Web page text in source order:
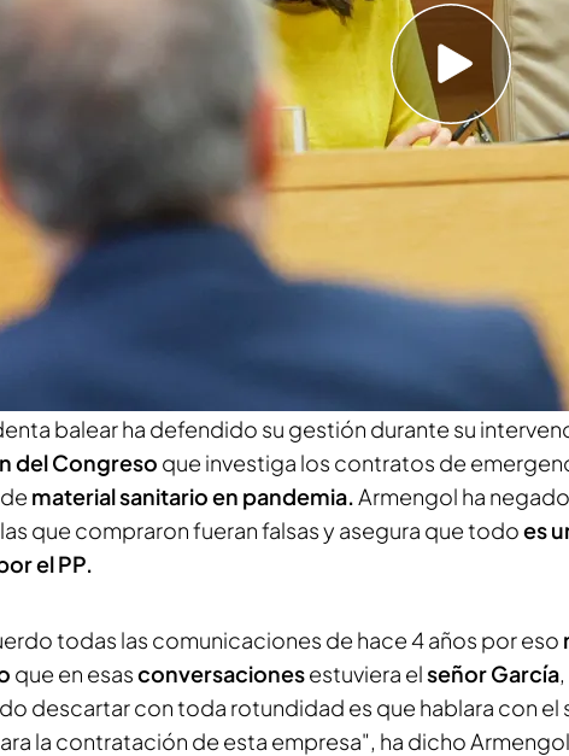
Ábalos pone en duda que exista una trama Koldo y
víctima “de un juicio paralelo”
Armengol ha reconocido que conocía a
del entonces ministro de Transportes, José Luis
recuerda todas sus comunicaciones
de hace cuatro
"con total seguridad y rotundidad" que hablara
de ninguna empresa. La presidenta del Congreso y
balear ha defendido su gestión durante su
del Congreso que investiga los contratos de
material sanitario en pandemia.Armengol ha
que compraron fueran falsas y asegura que todoes
el PP.
todas las comunicaciones de hace 4 años por eso
que en esasconversacionesestuviera elseñor García
descartar con toda rotundidad es que hablara con el
la contratación de esta empresa", ha dicho